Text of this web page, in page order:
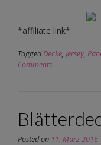
*affiliate link*
TaggedDecke, Jersey,
Comments
Posted on 11. März 2016